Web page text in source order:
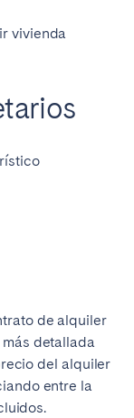
vivienda
de alquiler
detallada
del alquiler
entre la